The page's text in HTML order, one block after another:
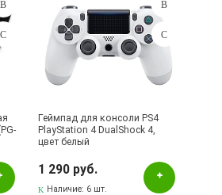
9, (ЦЕНТР)
9А, (БРИЗ)
Геймпад для консоли PS4
PlayStation 4 DualShock 4,
цвет белый
1 290 руб.
Наличие: 6 шт.